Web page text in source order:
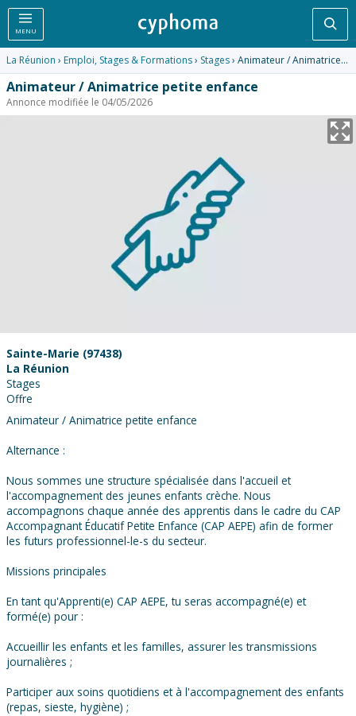
MENU
La Réunion › Emploi, Stages & Formations› Stages› Animateur / Animatrice petite enfance
Animateur / Animatrice petite enfance
Annonce modifiée le 04/05/2026
Sainte-Marie (97438)
La Réunion
Stages
Offre
Animateur / Animatrice petite enfance
Alternance :
Nous sommes une structure spécialisée dans l'accueil et
l'accompagnement des jeunes enfants crèche. Nous
accompagnons chaque année des apprentis dans le cadre du CAP
Accompagnant Éducatif Petite Enfance (CAP AEPE) afin de former
les futurs professionnel-le-s du secteur.
Missions principales
En tant qu'Apprenti(e) CAP AEPE, tu seras accompagné(e) et
formé(e) pour :
Accueillir les enfants et les familles, assurer les transmissions
journalières ;
Participer aux soins quotidiens et à l'accompagnement des enfants
(repas, sieste, hygiène) ;